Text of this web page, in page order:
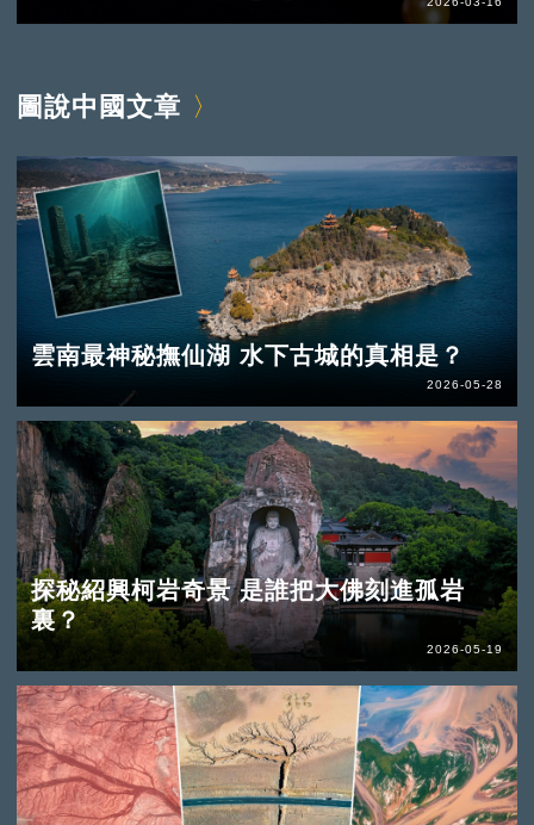
圖說中國文章
雲南最神秘撫仙湖 水下古城的真相是？
2026-05-28
探秘紹興柯岩奇景 是誰把大佛刻進孤岩
裏？
2026-05-19